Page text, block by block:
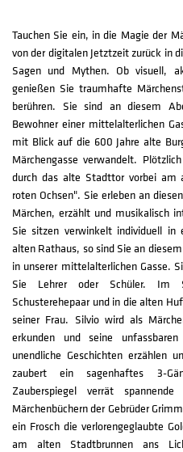
Tauchen Sie ein, in die Magie der
von der digitalen Jetztzeit zurück in
Sagen und Mythen. Ob visuell,
genießen Sie traumhafte
berühren. Sie sind an diesem
Bewohner einer mittelalterlichen
mit Blick auf die 600 Jahre alte
Märchengasse verwandelt.
durch das alte Stadttor vorbei am
roten Ochsen". Sie erleben an
Märchen, erzählt und musikalisch
Sie sitzen verwinkelt individuell in
alten Rathaus, so sind Sie an
in unserer mittelalterlichen Gasse.
Sie Lehrer oder Schüler. Im
Schusterehepaar und in die alten
seiner Frau. Silvio wird als
erkunden und seine
unendliche Geschichten erzählen
zaubert ein sagenhaftes 3-
Zauberspiegel verrät
Märchenbüchern der Gebrüder
ein Frosch die verlorengeglaubte
am alten Stadtbrunnen ans